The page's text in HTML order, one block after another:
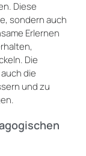
Diese
sondern auch
Erlernen
Die
die
und zu